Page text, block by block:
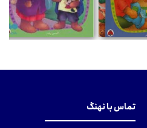
تماس با نهنگ